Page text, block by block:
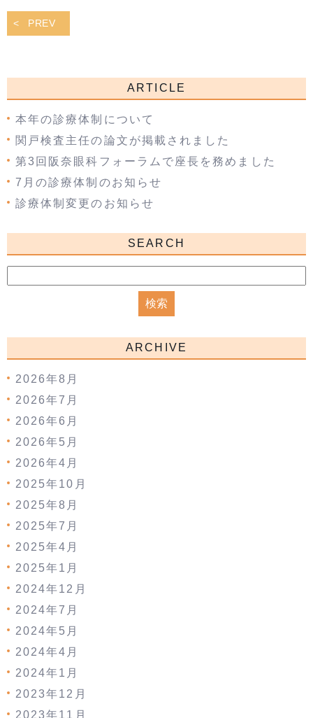
PREV
ARTICLE
本年の診療体制について
関戸検査主任の論文が掲載されました
第3回阪奈眼科フォーラムで座長を務めました
7月の診療体制のお知らせ
診療体制変更のお知らせ
SEARCH
ARCHIVE
2026年8月
2026年7月
2026年6月
2026年5月
2026年4月
2025年10月
2025年8月
2025年7月
2025年4月
2025年1月
2024年12月
2024年7月
2024年5月
2024年4月
2024年1月
2023年12月
2023年11月